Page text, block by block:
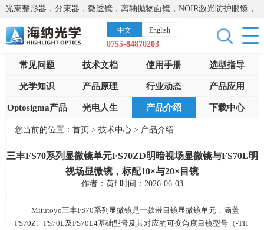
光束整形器，分束器，微透镜，离轴抛物面镜，NOIR激光防护眼镜，
太阳能模拟器，显微镜载物台，激光器，光谱仪，红外热像仪，激光
晶体
中文 English
0755-84870203
常见问题 技术文档 使用手册 选型指导
光学知识 产品原理 行业动态 产品应用
Optosigma产品 光电人生 产品介绍 下载中心
您当前的位置： 首页 > 技术中心 > 产品介绍
三丰FS70系列显微镜单元FS70ZD明暗视场显微镜与FS70L明
视场显微镜，标配10×与20×目镜
作者：黄f 时间：2026-06-03
Mitutoyo三丰FS70系列显微镜是一款带目镜显微镜单元，涵盖
FS70Z、 FS70L及FS70L4基础型号及其对应的可变角度目镜型号（-TH